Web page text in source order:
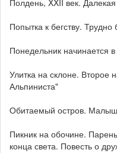
Полдень, XXII век.
Попытка к бегству.
Понедельник начинается
Улитка на склоне. Второе
Альпиниста"
Обитаемый остров. Малыш
Пикник на обочине.
конца света. Повесть о